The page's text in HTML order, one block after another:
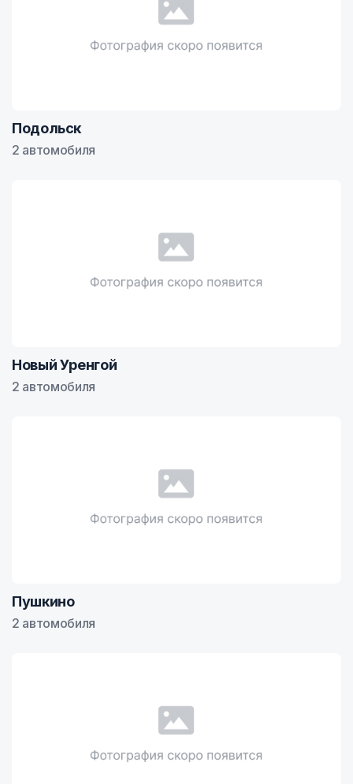
Подольск
2 автомобиля
Новый Уренгой
2 автомобиля
Пушкино
2 автомобиля